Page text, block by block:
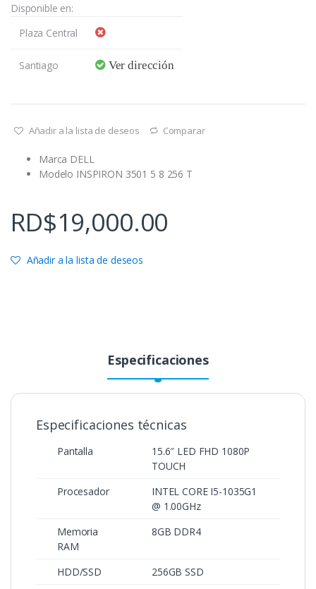
Disponible en:
Plaza Central
Santiago Ver dirección
Añadir a la lista de deseos Comparar
Marca DELL
Modelo INSPIRON 3501 5 8 256 T
RD$19,000.00
Añadir a la lista de deseos
Especificaciones
Especificaciones técnicas
Pantalla
15.6″ LED FHD 1080P
TOUCH
Procesador
INTEL CORE I5-1035G1
@ 1.00GHz
Memoria
RAM
8GB DDR4
HDD/SSD
256GB SSD